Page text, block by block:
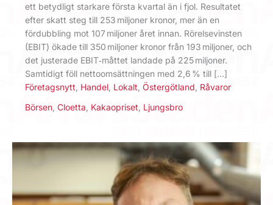
ett betydligt starkare första kvartal än i fjol. Resultatet
efter skatt steg till 253 miljoner kronor, mer än en
fördubbling mot 107 miljoner året innan. Rörelse­vinsten
(EBIT) ökade till 350 miljoner kronor från 193 miljoner, och
det justerade EBIT‑måttet landade på 225 miljoner.
Samtidigt föll netto­omsättningen med 2,6 % till […]
Företagsnytt Handel Lokalt Östergötland Råvaror
Börsen Cloetta Kakaopriset Ljungsbro